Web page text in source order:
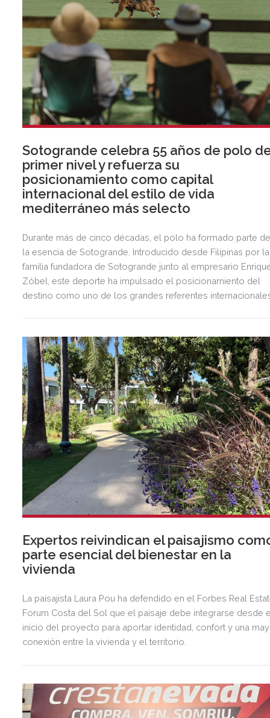
Sotogrande celebra 55 años de polo
primer nivel y refuerza su
posicionamiento como capital
internacional del estilo de vida
mediterráneo más selecto
Durante más de cinco décadas, el polo ha formado parte
la esencia de Sotogrande. Introducido desde Filipinas por la
familia fundadora de Sotogrande junto al empresario
Zóbel, este deporte ha impulsado el posicionamiento del
destino como uno de los grandes referentes
exclusiva agenda social.
Expertos reivindican el paisajismo
parte esencial del bienestar en la
vivienda
La paisajista Laura Pou ha defendido en el Forbes Real
Forum Costa del Sol que el paisaje debe integrarse desde
inicio del proyecto para aportar identidad, confort y una
conexión entre la vivienda y el territorio.